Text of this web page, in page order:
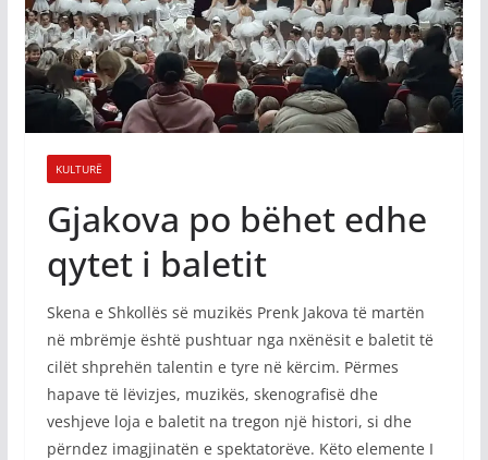
KULTURË
Gjakova po bëhet edhe
qytet i baletit
Skena e Shkollës së muzikës Prenk Jakova të martën
në mbrëmje është pushtuar nga nxënësit e baletit të
cilët shprehën talentin e tyre në kërcim. Përmes
hapave të lëvizjes, muzikës, skenografisë dhe
veshjeve loja e baletit na tregon një histori, si dhe
përndez imagjinatën e spektatorëve. Këto elemente I